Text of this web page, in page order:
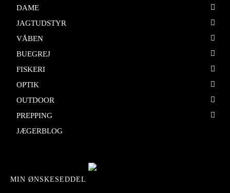
DAME
JAGTUDSTYR
VÅBEN
BUEGREJ
FISKERI
OPTIK
OUTDOOR
PREPPING
JÆGERBLOG
MIN ØNSKESEDDEL